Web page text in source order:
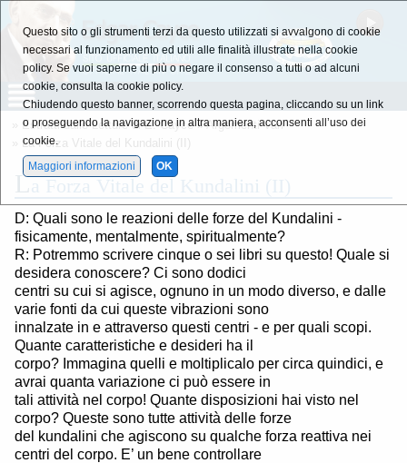
Estratti dalle Letture di E. Cayce »Argomenti Vari
» La Forza Vitale del Kundalini (II)
La Forza Vitale del Kundalini (II)
D: Quali sono le reazioni delle forze del Kundalini -
fisicamente, mentalmente, spiritualmente?
R: Potremmo scrivere cinque o sei libri su questo! Quale si
desidera conoscere? Ci sono dodici
centri su cui si agisce, ognuno in un modo diverso, e dalle
varie fonti da cui queste vibrazioni sono
innalzate in e attraverso questi centri - e per quali scopi.
Quante caratteristiche e desideri ha il
corpo? Immagina quelli e moltiplicalo per circa quindici, e
avrai quanta variazione ci può essere in
tali attività nel corpo! Quante disposizioni hai visto nel
corpo? Queste sono tutte attività delle forze
del kundalini che agiscono su qualche forza reattiva nei
centri del corpo. E’ un bene controllare
Questo sito o gli strumenti terzi da questo utilizzati si avvalgono di cookie
necessari al funzionamento ed utili alle finalità illustrate nella cookie
policy. Se vuoi saperne di più o negare il consenso a tutti o ad alcuni
cookie, consulta la cookie policy.
Chiudendo questo banner, scorrendo questa pagina, cliccando su un link
o proseguendo la navigazione in altra maniera, acconsenti all’uso dei
cookie.
Maggiori informazioni
OK